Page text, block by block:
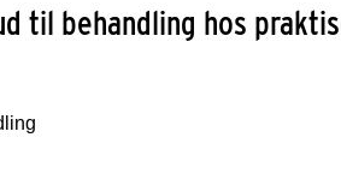
til behandling hos